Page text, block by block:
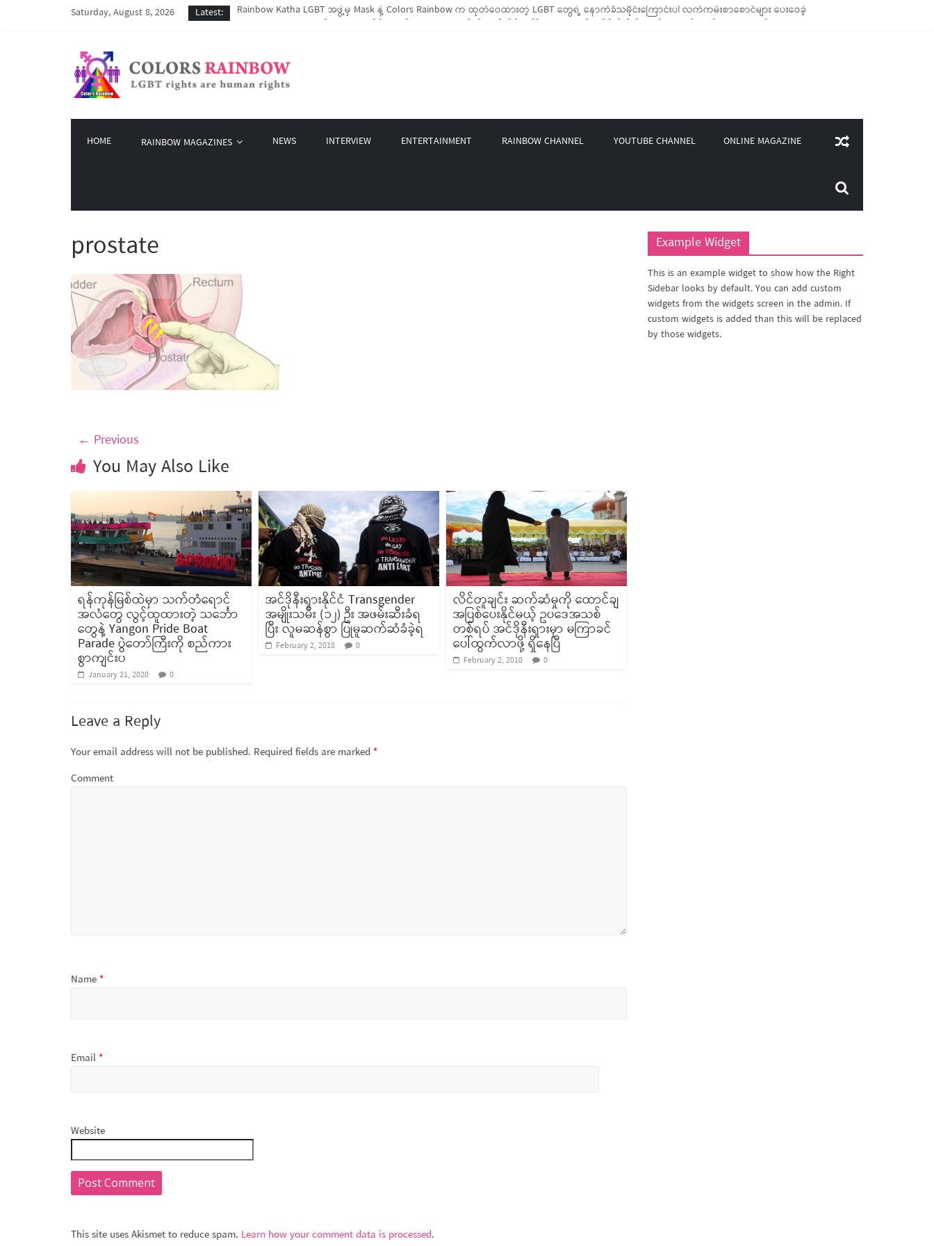
Saturday, August 8, 2026 Latest:
COVID-19 ကာလအတွင်း LGBTIQ အိမ်ထောင်စု (၁၀၀၀)ကျော်ကို ကျပ်သိန်းပေါင်း(၄၀၀)ကျော်တန်ဖိုးရှိ မီးဖိုချောင်သုံး ကုန်ပစ္စည်းများ ထောက်ပံ့ခဲ့
Colors Rainbow မှ စက်တင်ဘာလအတွင်း အွန်လိုင်းသင်တန်းနှစ်ခု ဖွင့်လှစ်ပေးနိုင်ခဲ့
HOME RAINBOW MAGAZINES NEWS INTERVIEW ENTERTAINMENT RAINBOW CHANNEL YOUTUBE CHANNEL ONLINE MAGAZINE
prostate
← Previous
You May Also Like
ရန်ကုန်မြစ်ထဲမှာ သက်တံရောင်
အလံတွေ လွင့်ထူထားတဲ့ သင်္ဘော
တွေနဲ့ Yangon Pride Boat
Parade ပွဲတော်ကြီးကို စည်ကား
စွာကျင်းပ
January 21, 2020 0
အင်ဒိုနီးရှားနိုင်ငံ Transgender
အမျိုးသမီး (၁၂) ဦး အဖမ်းဆီးခံရ
ပြီး လူမဆန်စွာ ပြုမူဆက်ဆံခံခဲ့ရ
February 2, 2018 0
လိင်တူချင်း ဆက်ဆံမှုကို ထောင်ချ
အပြစ်ပေးနိုင်မယ့် ဥပဒေအသစ်
တစ်ရပ် အင်ဒိုနီးရှားမှာ မကြာခင်
ပေါ်ထွက်လာဖို့ ရှိနေပြီ
February 2, 2018 0
Leave a Reply
Your email address will not be published. Required fields are marked *
Comment
Name *
Email *
Website
This site uses Akismet to reduce spam. Learn how your comment data is processed.
Example Widget
This is an example widget to show how the Right
Sidebar looks by default. You can add custom
widgets from the widgets screen in the admin. If
custom widgets is added than this will be replaced
by those widgets.